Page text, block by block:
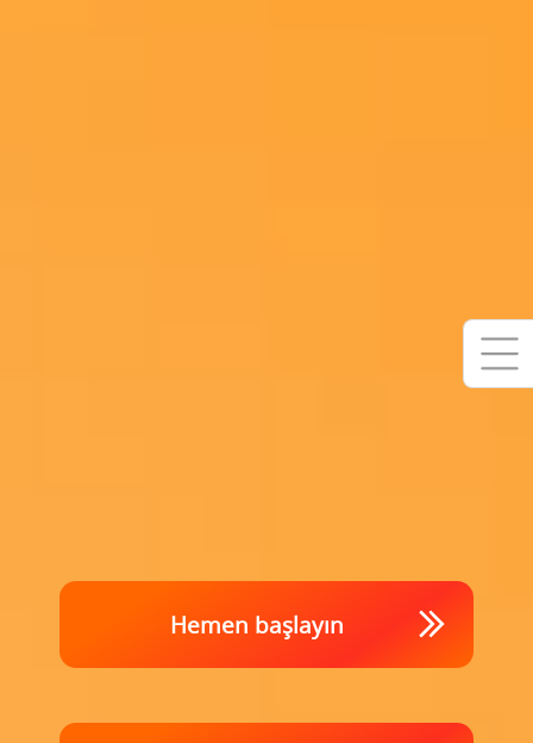
Hemen başlayın